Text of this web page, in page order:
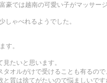
豪では越南の可愛い子がマッサー
しゃべれるようでした。
す。
たいと思います。
タオルがけで受けることも有るので
質は捨てがたいので悩ましいです